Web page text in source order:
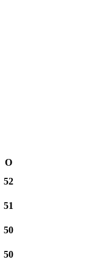
О
52
51
50
50